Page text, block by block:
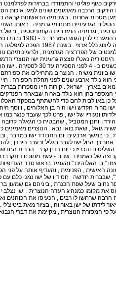
הירקים כגוף פוליטי והתמודדו בבחירות
הרכבה מארגונים שונים למען איכות
מטרות אחרות . בשנותיה הראשונות קראה
הגרעיניים מתחומי גרמניה . באותן
, וגרמניה המזרחית הקומוניסטית , ובשל
מרכזית למאבק בין
והמפלגה זכתה לראשונה ליצוג
של הפדרציה הגרמנית , ולרעיונותיהם
נאט"ו פצצה גרעינית ישו הנוצרי
בו את בן האלוהים . חי בשנים כ
ביונית משיח . הנוצרים מתחילים את
הוא נולד ארבע שנים לפני תחלת הספירה .
בארץ - ישראל . קורות חייו מספרות
המספר בהן הוא נולד בארוה שבאחד הפנדקים
כן באו לבית לחם כדי להשתתף במפקד
מרוח הקדש וישו היה בן האלוהים , ויוסף
ונעוריו של ישו , פרט לכך שעבד כנגר כמו
יוחנן המטביל , שהבטיח כי הגאלה
משיח גואל , שאת בואו נבא . הנוצרים
כי במשך ארבעים יום התבודד ישו במדבר ,
אחר כך החל ישו לעבר בגליל ובעבר הירדן ,
והכריז כי יום הדין קרב . הברית
של נאמנים . שנים - עשר מתוכם התקרבו
" בן האלוהים " והעמיד בראש סדר
האישית , הפנימית , והעדיף אותה על פני
חדשה . חסידיו של ישו נמנו כלם עם
נחום שעל שפת הכנרת , ביניהם גם שמעון
את מקומו כמנהיג העדה הנוצרית . ישו נצלב
הרבה שרחשו לו רבים , הכעיסו את הכוהנים
לידתו של ישן באורווה , בציור מאת ביטיצ'לי .
פי המסורת הנוצרית , מקיימת את דברי